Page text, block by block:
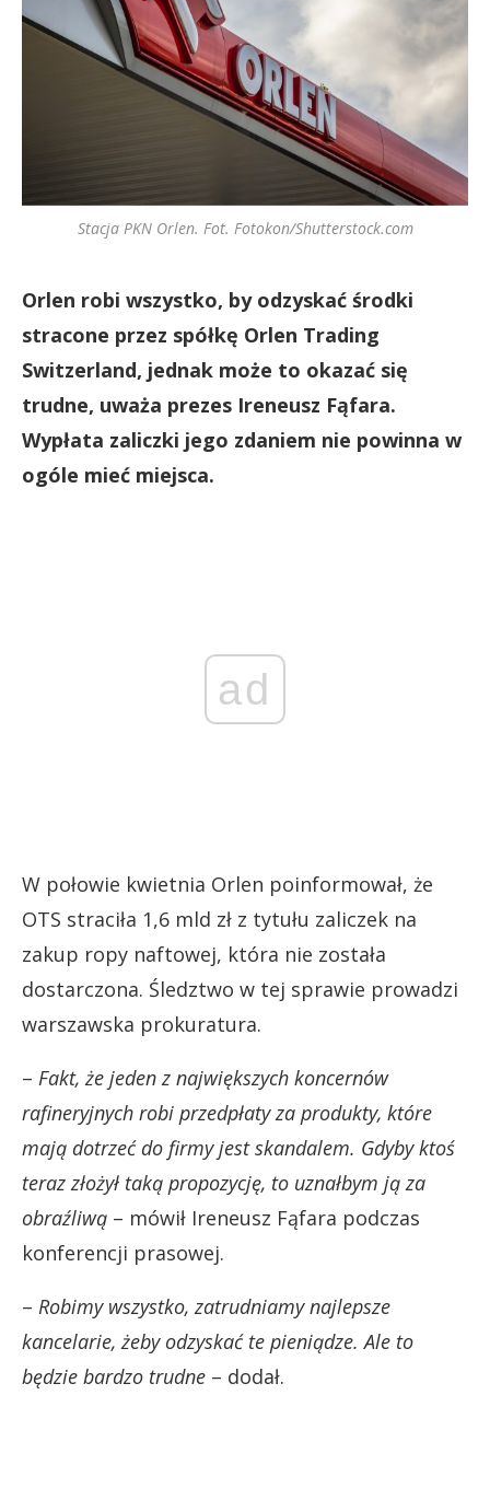
Stacja PKN Orlen. Fot. Fotokon/Shutterstock.com
Orlen robi wszystko, by odzyskać środki
stracone przez spółkę Orlen Trading
Switzerland, jednak może to okazać się
trudne, uważa prezes Ireneusz Fąfara.
Wypłata zaliczki jego zdaniem nie powinna w
ogóle mieć miejsca.
ad
W połowie kwietnia Orlen poinformował, że
OTS straciła 1,6 mld zł z tytułu zaliczek na
zakup ropy naftowej, która nie została
dostarczona. Śledztwo w tej sprawie prowadzi
warszawska prokuratura.
– Fakt, że jeden z największych koncernów
rafineryjnych robi przedpłaty za produkty, które
mają dotrzeć do firmy jest skandalem. Gdyby ktoś
teraz złożył taką propozycję, to uznałbym ją za
obraźliwą – mówił Ireneusz Fąfara podczas
konferencji prasowej.
– Robimy wszystko, zatrudniamy najlepsze
kancelarie, żeby odzyskać te pieniądze. Ale to
będzie bardzo trudne – dodał.